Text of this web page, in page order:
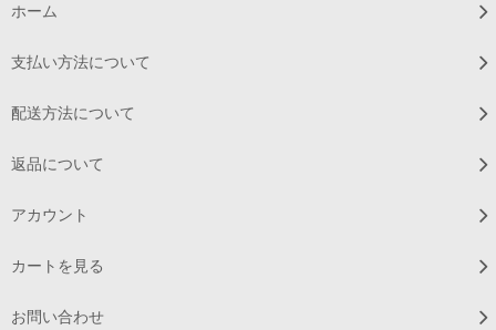
ホーム
支払い方法について
配送方法について
返品について
アカウント
カートを見る
お問い合わせ